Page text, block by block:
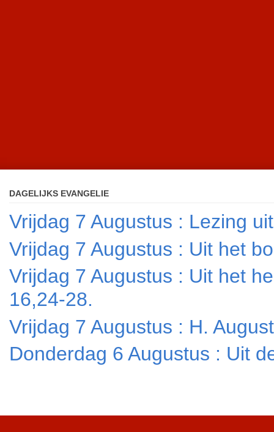
DAGELIJKS EVANGELIE
Vrijdag 7 Augustus : Lezing
Vrijdag 7 Augustus : Uit het
Vrijdag 7 Augustus : Uit het
16,24-28.
Vrijdag 7 Augustus : H.
Donderdag 6 Augustus : Uit